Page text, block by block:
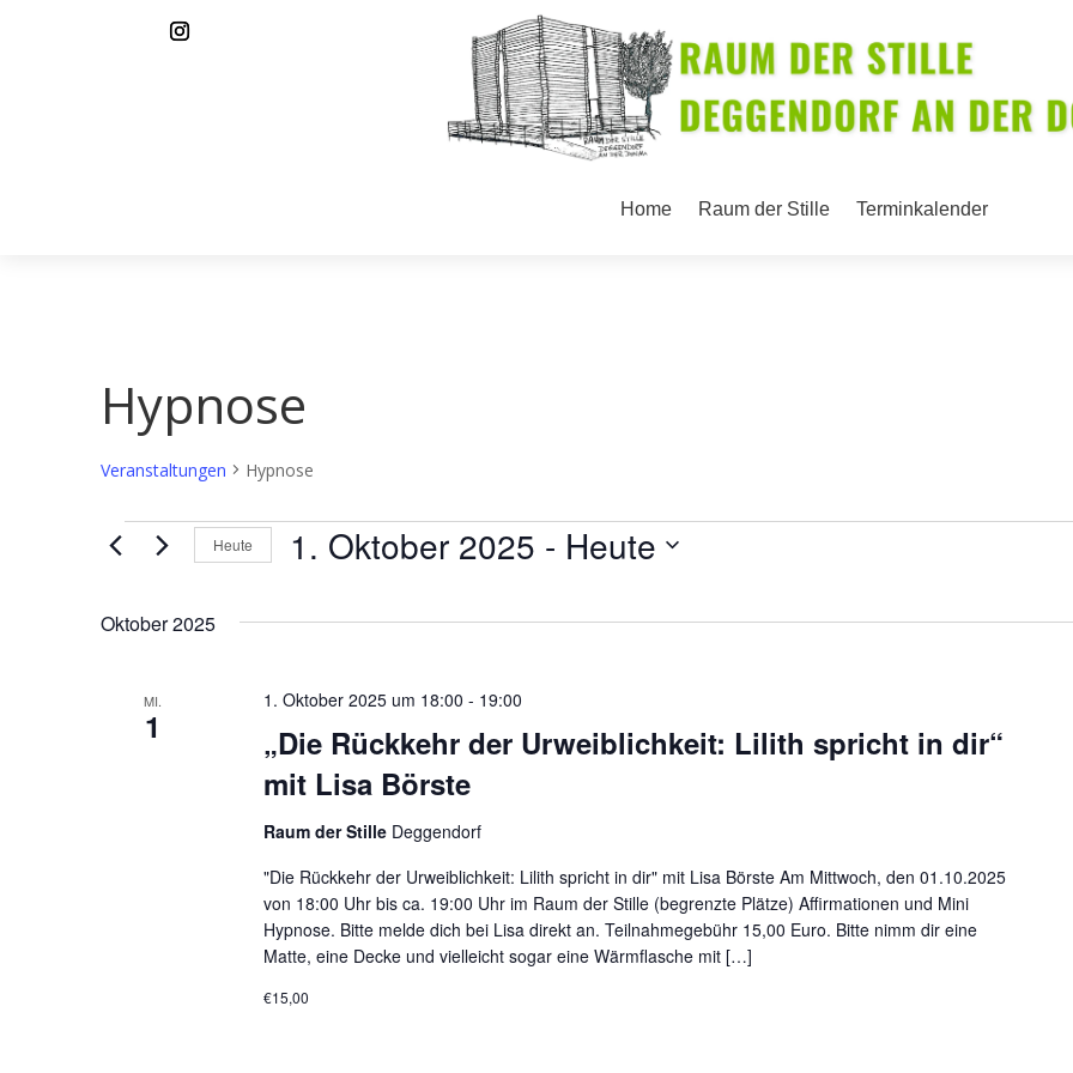
Home Raum der Stille Terminkalender
Hypnose
Veranstaltungen Hypnose
Veranstaltungen
Heute 1. Oktober 2025 - Heute
Oktober 2025
MI.
1
„Die Rückkehr der Urweiblichkeit: Lilith spricht in dir“
mit Lisa Börste
1. Oktober 2025 um 18:00 - 19:00
Raum der Stille Deggendorf
"Die Rückkehr der Urweiblichkeit: Lilith spricht in dir" mit Lisa Börste Am Mittwoch, den 01.10.2025
von 18:00 Uhr bis ca. 19:00 Uhr im Raum der Stille (begrenzte Plätze) Affirmationen und Mini
Hypnose. Bitte melde dich bei Lisa direkt an. Teilnahmegebühr 15,00 Euro. Bitte nimm dir eine
Matte, eine Decke und vielleicht sogar eine Wärmflasche mit […]
€15,00